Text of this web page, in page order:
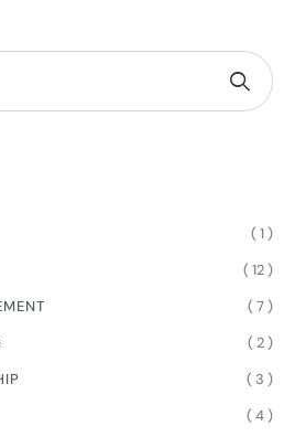
( 1 )
( 12 )
( 7 )
( 2 )
( 3 )
( 4 )